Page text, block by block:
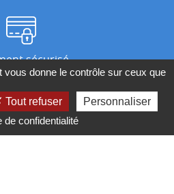
sécurisé
magasins
donne le contrôle sur ceux que
Tout refuser
Personnaliser
de confidentialité